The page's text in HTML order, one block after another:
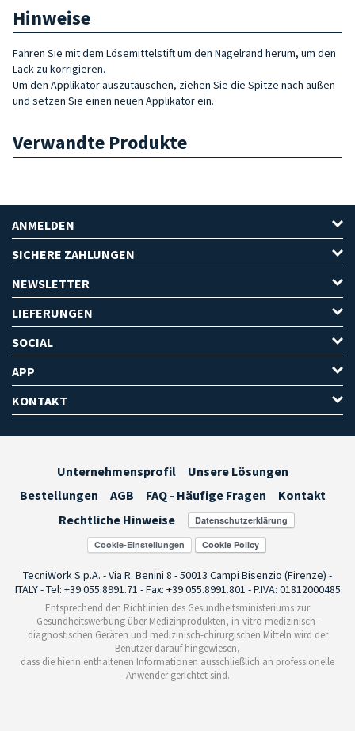
Hinweise
Fahren Sie mit dem Lösemittelstift um den Nagelrand herum, um den
Lack zu korrigieren.
Um den Applikator auszutauschen, ziehen Sie die Spitze nach außen
und setzen Sie einen neuen Applikator ein.
Verwandte Produkte
ANMELDEN
SICHERE ZAHLUNGEN
NEWSLETTER
LIEFERUNGEN
SOCIAL
APP
KONTAKT
Unternehmensprofil
Unsere Lösungen
Bestellungen
AGB FAQ - Häufige Fragen
Kontakt
Rechtliche Hinweise
Cookie-Einstellungen
TecniWork S.p.A. - Via R. Benini 8 - 50013 Campi Bisenzio (Firenze) -
ITALY - Tel: +39 055.8991.71 - Fax: +39 055.8991.801 - P.IVA: 01812000485
Entsprechend den Richtlinien des Gesundheitsministeriums zur
Gesundheitswerbung über Medizinprodukten, in-vitro medizinisch-
diagnostischen Geräten und medizinisch-chirurgischen Mitteln wird der
Benutzer darauf hingewiesen,
dass die hierin enthaltenen Informationen ausschließlich an professionelle
Anwender gerichtet sind.